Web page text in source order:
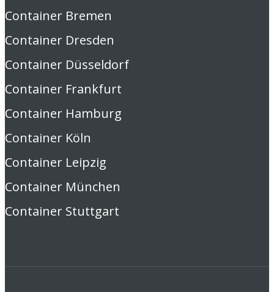
Container Bremen
Container Dresden
Container Düsseldorf
Container Frankfurt
Container Hamburg
Container Köln
Container Leipzig
Container München
Container Stuttgart